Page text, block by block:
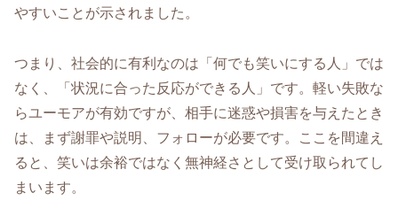
やすいことが示されました。
つまり、社会的に有利なのは「何でも笑いにする人」では
なく、「状況に合った反応ができる人」です。軽い失敗な
らユーモアが有効ですが、相手に迷惑や損害を与えたとき
は、まず謝罪や説明、フォローが必要です。ここを間違え
ると、笑いは余裕ではなく無神経さとして受け取られてし
まいます。